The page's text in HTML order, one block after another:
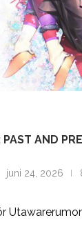
AND
juni 24, 2026